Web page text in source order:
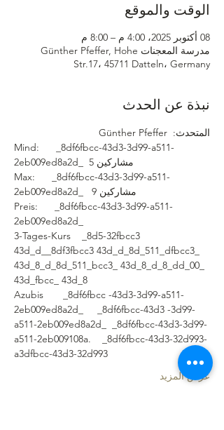
الوقت والموقع
08 أكتوبر 2025، 4:00 م – 8:00 م
مدرسة المعجنات Günther Pfeffer, Hohe
Str.17، 45711 Datteln، Germany
نبذة عن الحدث
المتحدث:  Günther Pfeffer
Mind:      _8df6fbcc-43d3-3d99-a511-
2eb009ed8a2d_  5 مشاركين
Max:      _8df6fbcc-43d3-3d99-a511-
2eb009ed8a2d_   9 مشاركين
Preis:      _8df6fbcc-43d3-3d99-a511-
2eb009ed8a2d_
3-Tages-Kurs    _8d5-32fbcc3
43d_d__8df3fbcc3 43d_d_8d_511_dfbcc3_
43d_8_d_8d_511_bcc3_ 43d_8_d_8_dd_00_
43d_fbcc_ 43d_8
Azubis       _8df6fbcc -43d3-3d99-a511-
2eb009ed8a2d_     _8df6fbcc-43d3 -3d99-
a511-2eb009ed8a2d_  _8df6fbcc-43d3-3d99-
a511-2eb009108a.    _8df6fbcc-43d3-32d993-
a3dfbcc-43d3-32d993
عرض المزيد